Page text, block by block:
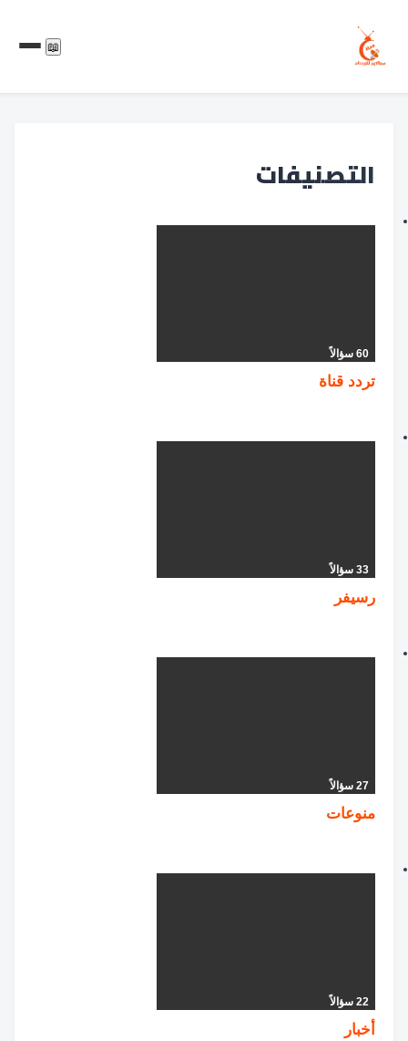
📖
التصنيفات
60 سؤالاً
تردد قناة
33 سؤالاً
رسيفر
27 سؤالاً
منوعات
22 سؤالاً
أخبار